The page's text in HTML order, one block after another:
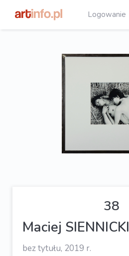
Logowanie
38
Maciej SIENNICKI
bez tytułu, 2019 r.